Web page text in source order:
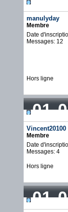
manulyday
Membre
Date
Messages: 12
Hors ligne
01-
Vincent20100
Membre
Date
Messages: 4
Hors ligne
01-